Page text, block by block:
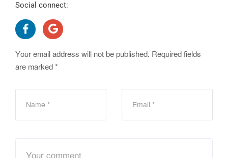
Social connect:
Your email address will not be published. Required fields
are marked *